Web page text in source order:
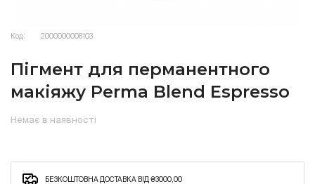
Код: 2000000008103
Пігмент для перманентного
макіяжу Perma Blend Espresso
Немає в наявності
БЕЗКОШТОВНА ДОСТАВКА ВІД ₴3000,00